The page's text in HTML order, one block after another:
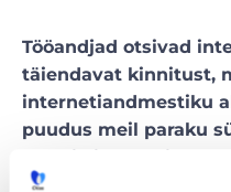
Tööandjad otsivad
täiendavat kinnitust,
internetiandmestiku
puudus meil paraku
sageli ei ole valiv pool
tööotsija on see, kes